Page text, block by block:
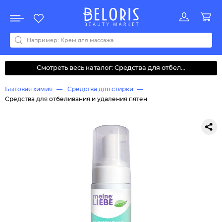
Акции
Все бренды
0-9ABCDEFGHIJKLMNOPQRSTUVWYZАБВДЗИМОКЛНПРСТУФ
Смотреть весь каталог: Средства для отбел...
Бытовая химия
Средства для стирки
Средства для отбеливания и удаления пятен